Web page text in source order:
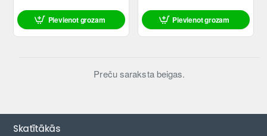
Pievienot grozam Pievienot grozam
Preču saraksta beigas.
Skatītākās